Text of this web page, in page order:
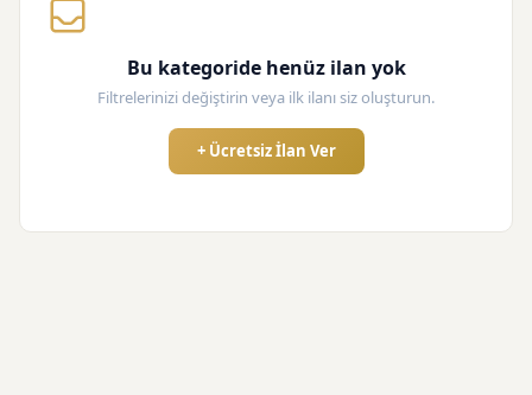
Bu kategoride henüz ilan yok
Filtrelerinizi değiştirin veya ilk ilanı siz oluşturun.
+ Ücretsiz İlan Ver